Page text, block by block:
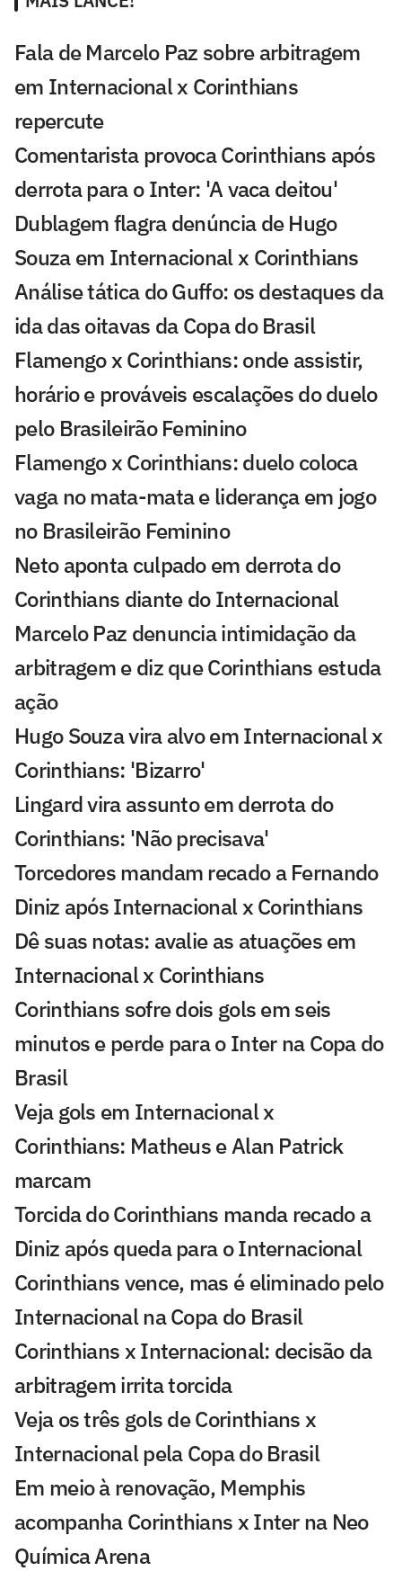
Fala de Marcelo Paz sobre arbitragem
em Internacional x Corinthians
repercute
Comentarista provoca Corinthians após
derrota para o Inter: 'A vaca deitou'
Dublagem flagra denúncia de Hugo
Souza em Internacional x Corinthians
Análise tática do Guffo: os destaques da
ida das oitavas da Copa do Brasil
Flamengo x Corinthians: onde assistir,
horário e prováveis escalações do duelo
pelo Brasileirão Feminino
Flamengo x Corinthians: duelo coloca
vaga no mata-mata e liderança em jogo
no Brasileirão Feminino
Neto aponta culpado em derrota do
Corinthians diante do Internacional
Marcelo Paz denuncia intimidação da
arbitragem e diz que Corinthians estuda
ação
Hugo Souza vira alvo em Internacional x
Corinthians: 'Bizarro'
Lingard vira assunto em derrota do
Corinthians: 'Não precisava'
Torcedores mandam recado a Fernando
Diniz após Internacional x Corinthians
Dê suas notas: avalie as atuações em
Internacional x Corinthians
Corinthians sofre dois gols em seis
minutos e perde para o Inter na Copa do
Brasil
Veja gols em Internacional x
Corinthians: Matheus e Alan Patrick
marcam
Torcida do Corinthians manda recado a
Diniz após queda para o Internacional
Corinthians vence, mas é eliminado pelo
Internacional na Copa do Brasil
Corinthians x Internacional: decisão da
arbitragem irrita torcida
Veja os três gols de Corinthians x
Internacional pela Copa do Brasil
Em meio à renovação, Memphis
acompanha Corinthians x Inter na Neo
Química Arena